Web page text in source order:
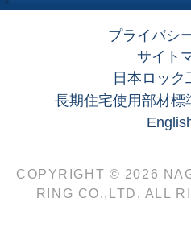
プライバシ
サイト
日本ロック
長期住宅使用部材標
COPYRIGHT © 2026
RING CO.,LTD. ALL